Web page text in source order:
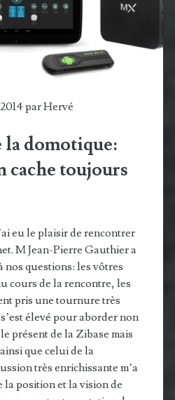
parHervé
domotique:
cache toujours
eu le plaisir de rencontrer
M Jean-Pierre Gauthier a
questions: les vôtres
cours de la rencontre, les
pris une tournure très
élevé pour aborder non
présent de la Zibase mais
que celui de la
très enrichissante m’a
la position et la vision de